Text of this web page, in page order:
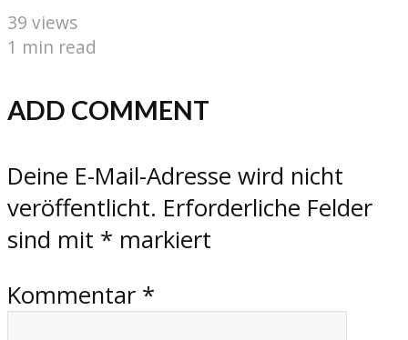
39 views
1 min read
ADD COMMENT
Deine E-Mail-Adresse wird nicht
veröffentlicht. Erforderliche Felder
sind mit * markiert
Kommentar *